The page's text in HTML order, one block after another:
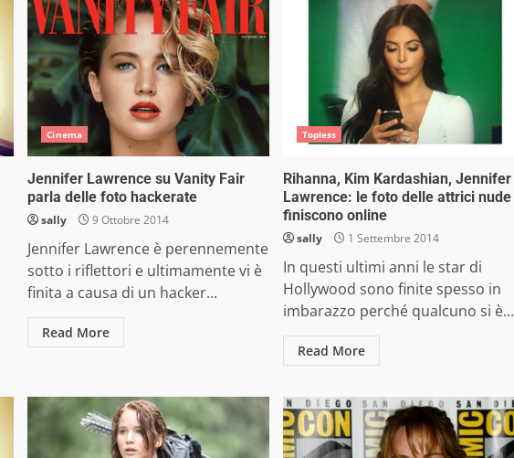
Cinema
Jennifer Lawrence su Vanity Fair
parla delle foto hackerate
sally 9 Ottobre 2014
Jennifer Lawrence è perennemente
sotto i riflettori e ultimamente vi è
finita a causa di un hacker...
Read More
Topless
Rihanna, Kim Kardashian, Jennifer
Lawrence: le foto delle attrici nude
finiscono online
sally 1 Settembre 2014
In questi ultimi anni le star di
Hollywood sono finite spesso in
imbarazzo perché qualcuno si è...
Read More